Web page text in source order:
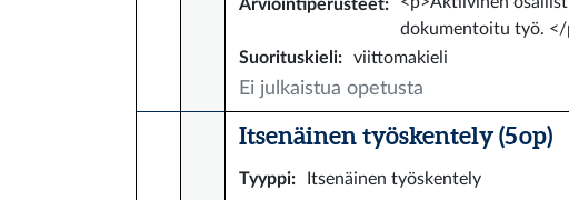
Arviointiperusteet:
dokumentoitu työ. </
Suorituskieli: viittomakieli
Ei julkaistua opetusta
Itsenäinen työskentely (5 op)
Tyyppi:
Itsenäinen työskentely